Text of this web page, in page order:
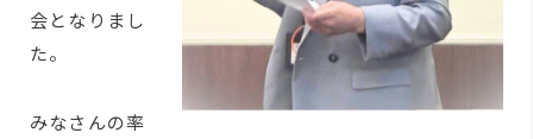
会となり まし
た。
みなさんの率